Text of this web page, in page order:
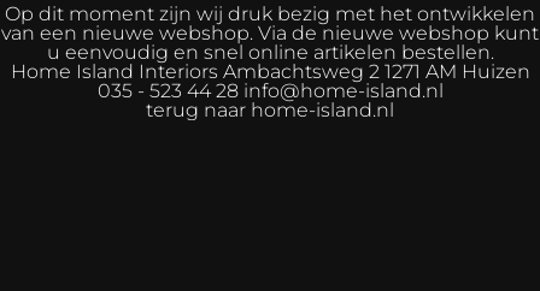
Op dit moment zijn wij druk bezig met het ontwikkelen
van een nieuwe webshop. Via de nieuwe webshop kunt
u eenvoudig en snel online artikelen bestellen.
Home Island Interiors Ambachtsweg 2 1271 AM Huizen
035 - 523 44 28 info@home-island.nl
terug naar home-island.nl